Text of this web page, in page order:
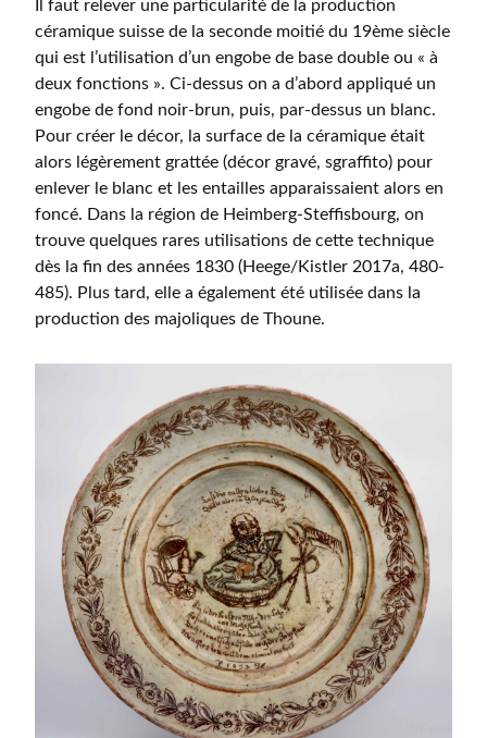
Il faut relever une particularité de la production
céramique suisse de la seconde moitié du 19ème siècle
qui est l’utilisation d’un engobe de base double ou « à
deux fonctions ». Ci-dessus on a d’abord appliqué un
engobe de fond noir-brun, puis, par-dessus un blanc.
Pour créer le décor, la surface de la céramique était
alors légèrement grattée (décor gravé, sgraffito) pour
enlever le blanc et les entailles apparaissaient alors en
foncé. Dans la région de Heimberg-Steffisbourg, on
trouve quelques rares utilisations de cette technique
dès la fin des années 1830 (Heege/Kistler 2017a, 480-
485). Plus tard, elle a également été utilisée dans la
production des majoliques de Thoune.